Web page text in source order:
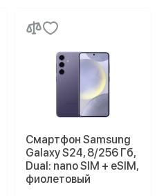
Смартфон Samsung
Galaxy S24, 8/256 Гб,
Dual: nano SIM + eSIM,
фиолетовый